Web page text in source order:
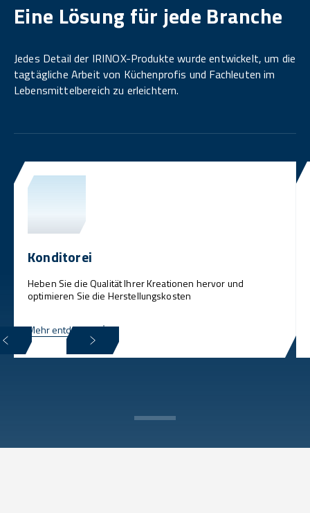
Eine Lösung für jede Branche
Jedes Detail der IRINOX-Produkte wurde entwickelt, um die
tagtägliche Arbeit von Küchenprofis und Fachleuten im
Lebensmittelbereich zu erleichtern.
Konditorei
Heben Sie die Qualität Ihrer Kreationen hervor und
optimieren Sie die Herstellungskosten
Mehr entdecken